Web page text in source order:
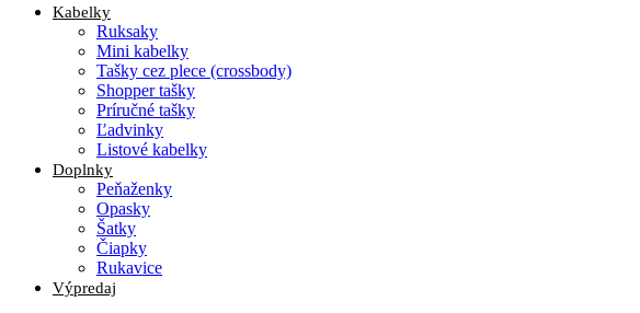
Kabelky
Ruksaky
Mini kabelky
Tašky cez plece (crossbody)
Shopper tašky
Príručné tašky
Ľadvinky
Listové kabelky
Doplnky
Peňaženky
Opasky
Šatky
Čiapky
Rukavice
Výpredaj